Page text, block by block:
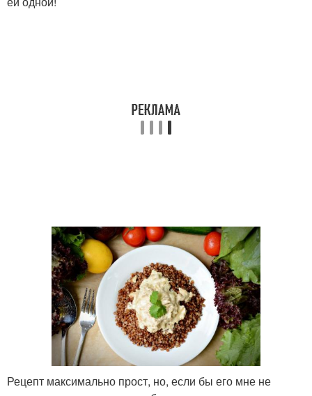
Рецепт максимально прост, но, если бы его мне не